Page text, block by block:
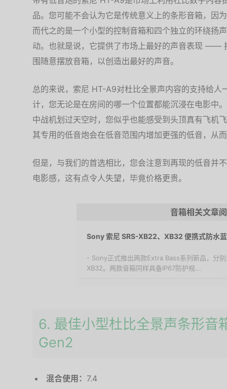
品。您可能不会认为它是传统意义上的条形音箱，因
而代之的是一个小型的控制音箱和四个独立的环绕扬
动。也就是说，它提供了市场上最好的声音表现 ——
围随意摆放音箱，以创造出最好的声音。
总的来说，索尼 HT-A9对杜比全景声内容的支持给人
计，您无论是在房间的哪一个位置都能沉浸在电影中
中战机划过天空时，您似乎也能感受到头顶真有飞机
其专用的低音炮会在低音范围内增加更强的低音，从
但是，与我们的首选相比，您会注意到再现的低音并
电影感，这有点令人失望，毕竟价格更贵。
音箱相关文章
Sony 索尼 SRS-XB22、XB32 便携式防水
- Sony正式推出两款Extra Bass系列新品，分
XB32。两款音箱同样具备IP67防护规...
6. 最佳小型杜比全景声条形音
Gen2
混合使用： 7.4